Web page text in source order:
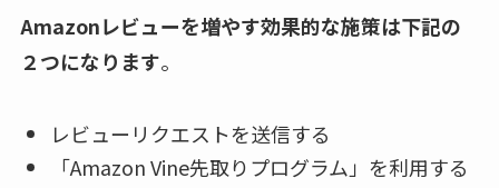
Amazonレビューを増やす効果的な施策は下記の
２つになります。
レビューリクエストを送信する
「Amazon Vine先取りプログラム」を利用する